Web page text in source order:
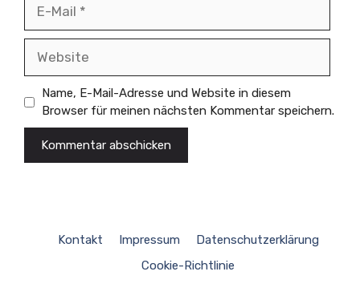
Mail
Name, E-Mail-Adresse und Website in diesem
Browser für meinen nächsten Kommentar speichern.
Kontakt Impressum
Datenschutzerklärung
Cookie-Richtlinie